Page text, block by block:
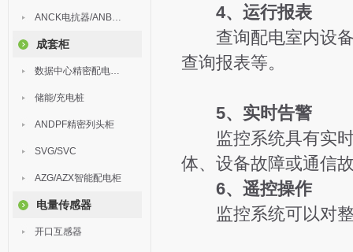
ANCK电抗器/ANBSMJ自愈式低压并联电容器
成套柜
数据中心精密配电监控装置
储能/充电桩
ANDPF精密列头柜
SVG/SVC
AZG/AZX智能配电柜
电量传感器
开口互感器
4、运行报表
查询配电室内设备
查询报表等。
5、实时告警
监控系统具有实时
体、设备故障或通信
6、遥控操作
监控系统可以对整